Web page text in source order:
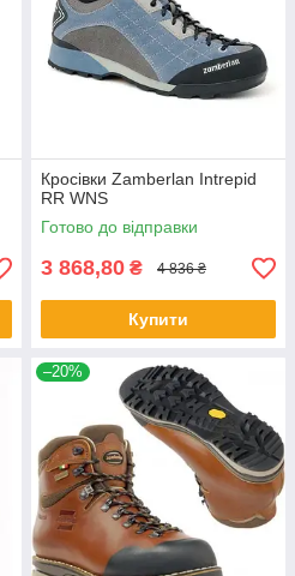
Кросівки Zamberlan Intrepid
RR WNS
Готово до відправки
3 868,80 ₴ 4 836 ₴
Купити
–20%